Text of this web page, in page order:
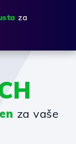
za
za vaše